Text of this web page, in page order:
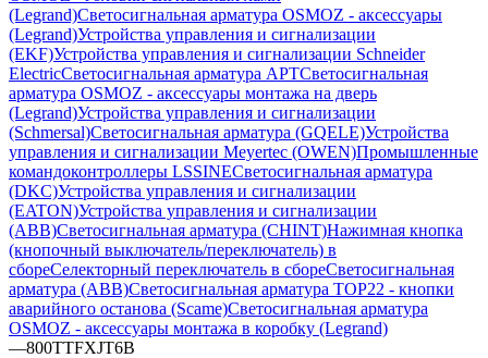
(Legrand)Светосигнальная арматура OSMOZ - аксессуары
(Legrand)Устройства управления и сигнализации
(EKF)Устройства управления и сигнализации Schneider
ElectricСветосигнальная арматура APTСветосигнальная
арматура OSMOZ - аксессуары монтажа на дверь
(Legrand)Устройства управления и сигнализации
(Schmersal)Светосигнальная арматура (GQELE)Устройства
управления и сигнализации Meyertec (OWEN)Промышленные
командоконтроллеры LSSINEСветосигнальная арматура
(DKC)Устройства управления и сигнализации
(EATON)Устройства управления и сигнализации
(ABB)Светосигнальная арматура (CHINT)Нажимная кнопка
(кнопочный выключатель/переключатель) в
сбореСелекторный переключатель в сбореСветосигнальная
арматура (ABB)Светосигнальная арматура TOP22 - кнопки
аварийного останова (Scame)Светосигнальная арматура
OSMOZ - аксессуары монтажа в коробку (Legrand)
—800TTFXJT6B